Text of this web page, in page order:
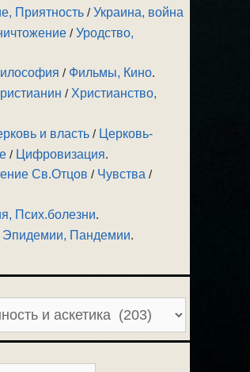
Приятность /Украина, война
/Уродство,
/ Фильмы, Кино.
/ Христианство,
и власть / Церковь-
/ Цифровизация.
Св.Отцов / Чувства /
Псих.болезни.
Эпидемии, Пандемии.